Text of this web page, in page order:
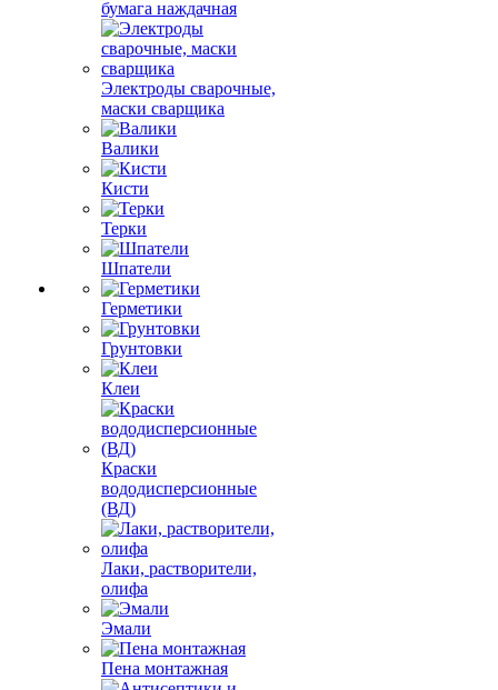
бумага наждачная
Электроды сварочные,
маски сварщика
Валики
Кисти
Терки
Шпатели
Герметики
Грунтовки
Клеи
Краски
вододисперсионные
(ВД)
Лаки, растворители,
олифа
Эмали
Пена монтажная